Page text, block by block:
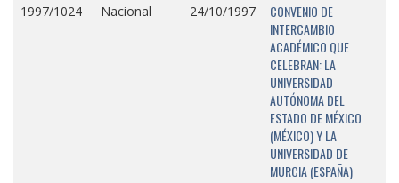
1997/1024 Nacional 24/10/1997
CONVENIO DE
INTERCAMBIO
ACADÉMICO QUE
CELEBRAN: LA
UNIVERSIDAD
AUTÓNOMA DEL
ESTADO DE MÉXICO
(MÉXICO) Y LA
UNIVERSIDAD DE
MURCIA (ESPAÑA)